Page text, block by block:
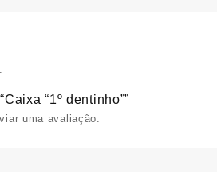
“1º dentinho””
uma avaliação.